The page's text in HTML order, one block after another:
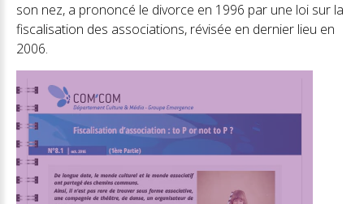
son nez, a prononcé le divorce en 1996 par une loi sur la
fiscalisation des associations, révisée en dernier lieu en
2006.